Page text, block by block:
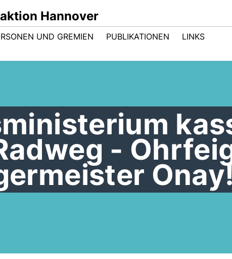
Hannover
UND GREMIEN PUBLIKATIONEN LINKS
-